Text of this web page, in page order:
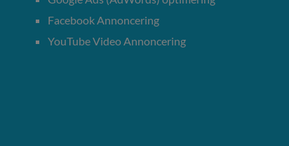
Facebook Annoncering
YouTube Video Annoncering